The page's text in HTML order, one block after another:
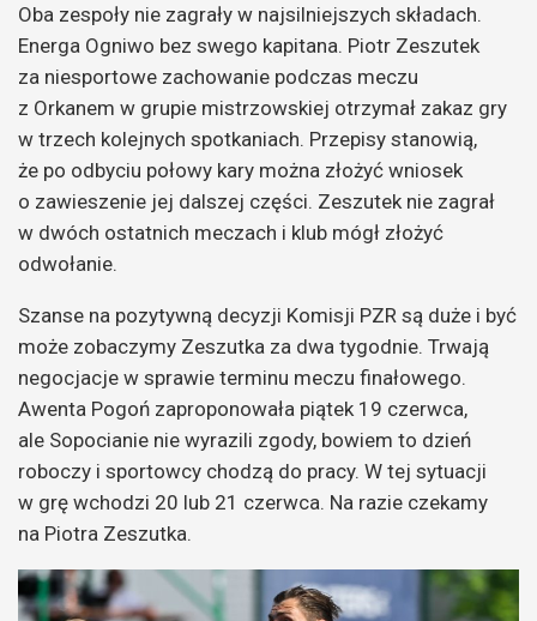
Oba zespoły nie zagrały w najsilniejszych składach.
Energa Ogniwo bez swego kapitana. Piotr Zeszutek
za niesportowe zachowanie podczas meczu
z Orkanem w grupie mistrzowskiej otrzymał zakaz gry
w trzech kolejnych spotkaniach. Przepisy stanowią,
że po odbyciu połowy kary można złożyć wniosek
o zawieszenie jej dalszej części. Zeszutek nie zagrał
w dwóch ostatnich meczach i klub mógł złożyć
odwołanie.
Szanse na pozytywną decyzji Komisji PZR są duże i być
może zobaczymy Zeszutka za dwa tygodnie. Trwają
negocjacje w sprawie terminu meczu finałowego.
Awenta Pogoń zaproponowała piątek 19 czerwca,
ale Sopocianie nie wyrazili zgody, bowiem to dzień
roboczy i sportowcy chodzą do pracy. W tej sytuacji
w grę wchodzi 20 lub 21 czerwca. Na razie czekamy
na Piotra Zeszutka.